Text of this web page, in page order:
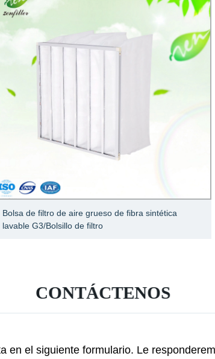
Bolsa de filtro de aire grueso de fibra sintética
lavable G3/Bolsillo de filtro
CONTÁCTENOS
en el siguiente formulario. Le